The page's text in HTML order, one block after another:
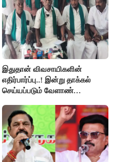
இதுதான் விவசாயிகளின்
எதிர்பார்ப்பு..! இன்று தாக்கல்
செய்யப்படும் வேளாண்
கோரிக்கை!